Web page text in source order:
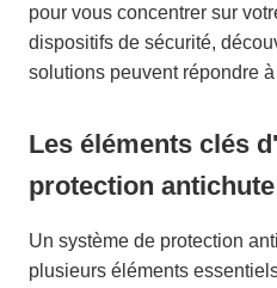
pour vous concentrer sur
dispositifs de sécurité,
solutions peuvent répondre
Les éléments clés
protection
Un système de protection
plusieurs éléments